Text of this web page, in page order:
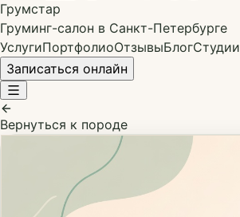
Грумстар
Груминг-салон в Санкт-Петербурге
УслугиПортфолиоОтзывыБлогСтудии
Записаться онлайн
Вернуться к породе